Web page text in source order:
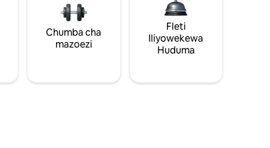
Chumba cha
mazoezi
Fleti
Iliyowekewa
Huduma